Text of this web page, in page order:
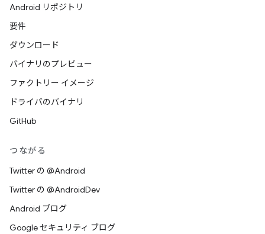
Android リポジトリ
要件
ダウンロード
バイナリのプレビュー
ファクトリー イメージ
ドライバのバイナリ
GitHub
つながる
Twitter の @Android
Twitter の @AndroidDev
Android ブログ
Google セキュリティ ブログ